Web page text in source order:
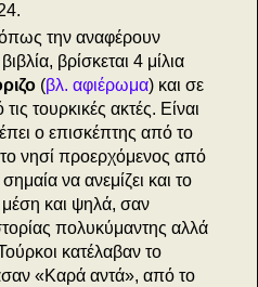
την αναφέρουν
βρίσκεται 4 μίλια
(βλ. αφιέρωμα) και σε
τoυρκικές ακτές. Είναι
ο επισκέπτης από το
νησί προερχόμενος από
να ανεμίζει και το
και ψηλά, σαν
πολυκύμαντης αλλά
κατέλαβαν το
«Καρά αντά», από το